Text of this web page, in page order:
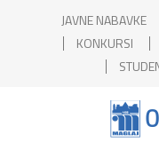
JAVNE NABAVKE
KONKURSI